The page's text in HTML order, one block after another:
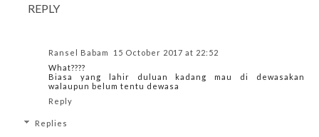
REPLY
Ransel Babam
15 October 2017 at 22:52
What????
Biasa yang lahir duluan kadang mau di dewasakan
walaupun belum tentu dewasa
Reply
Replies